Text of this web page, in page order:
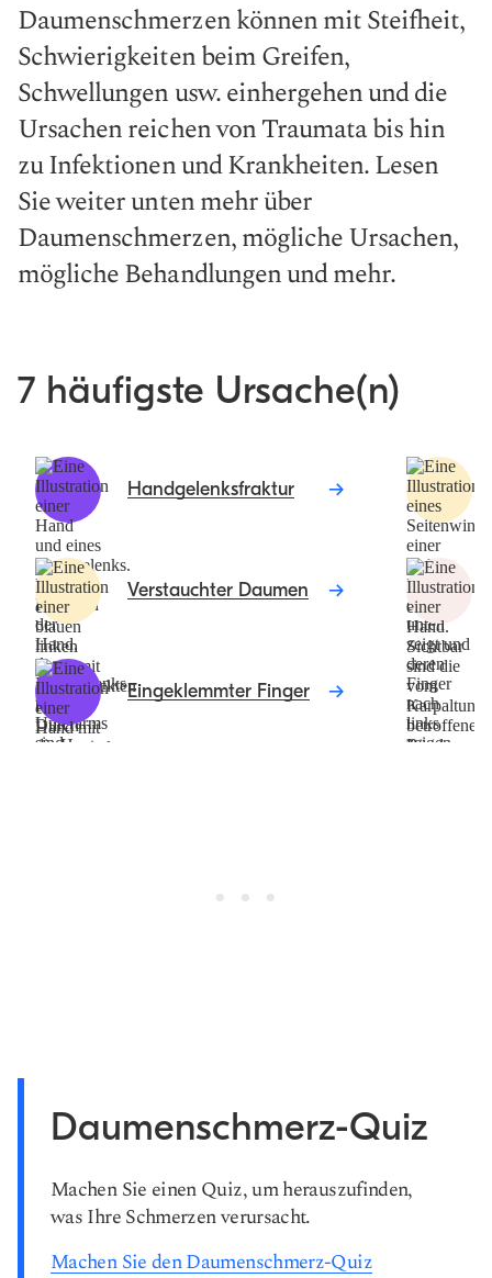
Daumenschmerzen können mit Steifheit,
Schwierigkeiten beim Greifen,
Schwellungen usw. einhergehen und die
Ursachen reichen von Traumata bis hin
zu Infektionen und Krankheiten. Lesen
Sie weiter unten mehr über
Daumenschmerzen, mögliche Ursachen,
mögliche Behandlungen und mehr.
7 häufigste Ursache(n)
Handgelenksfraktur
Verstauchter Daumen
Eingeklemmter Finger
Daumenschmerz-Quiz
Machen Sie einen Quiz, um herauszufinden,
was Ihre Schmerzen verursacht.
Machen Sie den Daumenschmerz-Quiz